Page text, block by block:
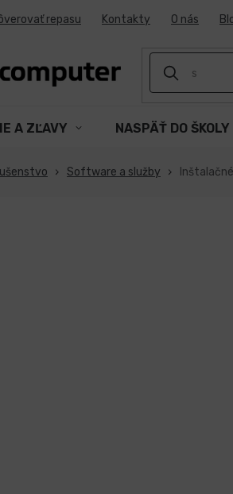
repasu Kontakty O nás
A ZĽAVY NASPÄŤ DO ŠKOLY
Software a služby